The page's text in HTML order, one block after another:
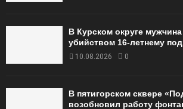
В Курском округе
убийством 16‑летнему
10.08.2026 0
В пятигорском сквере
возобновил работу